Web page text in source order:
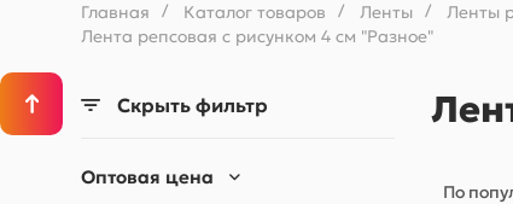
Главная / Каталог товаров / Ленты / Ленты
Лента репсовая с рисунком 4 см "Разное"
Скрыть фильтр
Оптовая цена
По